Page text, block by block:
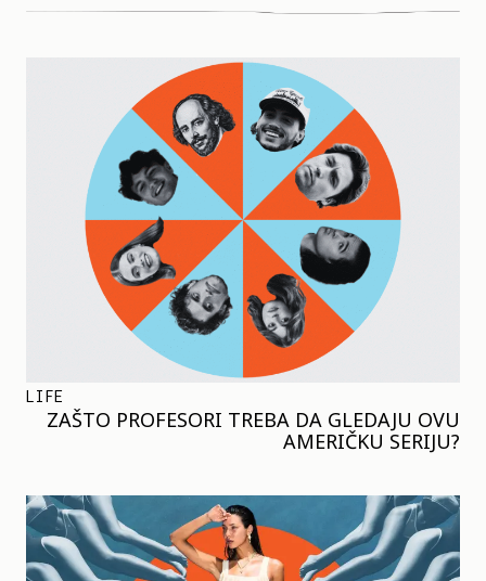
LIFE
ZAŠTO PROFESORI TREBA DA GLEDAJU OVU
AMERIČKU SERIJU?